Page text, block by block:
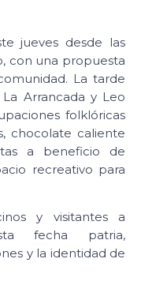
jueves desde las
con una propuesta
La tarde
Arrancada y Leo
folklóricas
chocolate caliente
a beneficio de
recreativo para
y visitantes a
fecha patria,
y la identidad de